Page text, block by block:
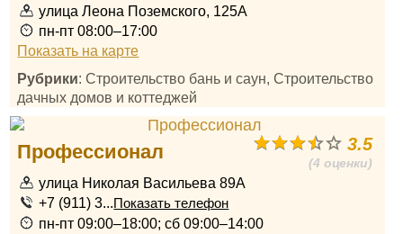
улица Леона Поземского, 125А
пн-пт 08:00–17:00
Показать на карте
Рубрики: Строительство бань и саун, Строительство
дачных домов и коттеджей
3.5
(4 оценки)
Профессионал
улица Николая Васильева 89А
+7 (911) 3...Показать телефон
пн-пт 09:00–18:00; сб 09:00–14:00